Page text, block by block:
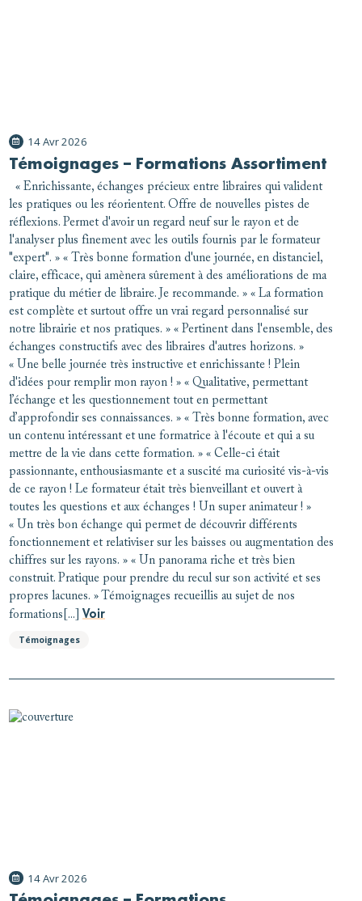
14 Avr 2026
Témoignages – Formations Assortiment
« Enrichissante, échanges précieux entre libraires qui valident
les pratiques ou les réorientent. Offre de nouvelles pistes de
réflexions. Permet d'avoir un regard neuf sur le rayon et de
l'analyser plus finement avec les outils fournis par le formateur
"expert". » « Très bonne formation d'une journée, en distanciel,
claire, efficace, qui amènera sûrement à des améliorations de ma
pratique du métier de libraire. Je recommande. » « La formation
est complète et surtout offre un vrai regard personnalisé sur
notre librairie et nos pratiques. » « Pertinent dans l'ensemble, des
échanges constructifs avec des libraires d'autres horizons. »
« Une belle journée très instructive et enrichissante ! Plein
d'idées pour remplir mon rayon ! » « Qualitative, permettant
l’échange et les questionnement tout en permettant
d’approfondir ses connaissances. » « Très bonne formation, avec
un contenu intéressant et une formatrice à l'écoute et qui a su
mettre de la vie dans cette formation. » « Celle-ci était
passionnante, enthousiasmante et a suscité ma curiosité vis-à-vis
de ce rayon ! Le formateur était très bienveillant et ouvert à
toutes les questions et aux échanges ! Un super animateur ! »
« Un très bon échange qui permet de découvrir différents
fonctionnement et relativiser sur les baisses ou augmentation des
chiffres sur les rayons. » « Un panorama riche et très bien
construit. Pratique pour prendre du recul sur son activité et ses
propres lacunes. » Témoignages recueillis au sujet de nos
formations[...]Voir
Témoignages
14 Avr 2026